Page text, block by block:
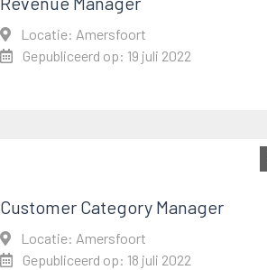
Locatie: Amersfoort
Gepubliceerd op: 19 juli 2022
Customer Category Manager
Locatie: Amersfoort
Gepubliceerd op: 18 juli 2022